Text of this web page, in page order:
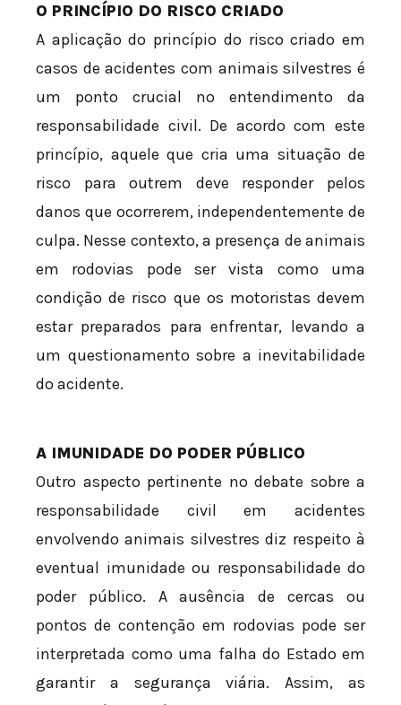
O PRINCÍPIO DO RISCO CRIADO
A aplicação do princípio do risco criado em
casos de acidentes com animais silvestres é
um ponto crucial no entendimento da
responsabilidade civil. De acordo com este
princípio, aquele que cria uma situação de
risco para outrem deve responder pelos
danos que ocorrerem, independentemente de
culpa. Nesse contexto, a presença de animais
em rodovias pode ser vista como uma
condição de risco que os motoristas devem
estar preparados para enfrentar, levando a
um questionamento sobre a inevitabilidade
do acidente.
A IMUNIDADE DO PODER PÚBLICO
Outro aspecto pertinente no debate sobre a
responsabilidade civil em acidentes
envolvendo animais silvestres diz respeito à
eventual imunidade ou responsabilidade do
poder público. A ausência de cercas ou
pontos de contenção em rodovias pode ser
interpretada como uma falha do Estado em
garantir a segurança viária. Assim, as